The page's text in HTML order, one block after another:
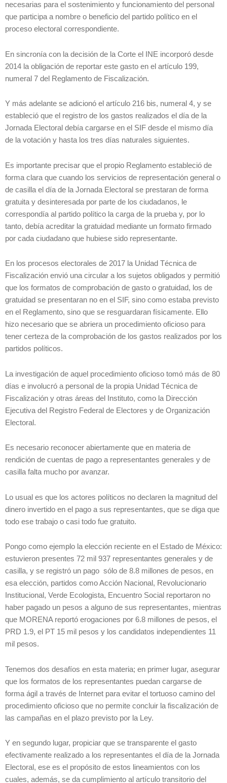
necesarias para el sostenimiento y funcionamiento del personal
que participa a nombre o beneficio del partido político en el
proceso electoral correspondiente.
En sincronía con la decisión de la Corte el INE incorporó desde
2014 la obligación de reportar este gasto en el artículo 199,
numeral 7 del Reglamento de Fiscalización.
Y más adelante se adicionó el artículo 216 bis, numeral 4, y se
estableció que el registro de los gastos realizados el día de la
Jornada Electoral debía cargarse en el SIF desde el mismo día
de la votación y hasta los tres días naturales siguientes.
Es importante precisar que el propio Reglamento estableció de
forma clara que cuando los servicios de representación general o
de casilla el día de la Jornada Electoral se prestaran de forma
gratuita y desinteresada por parte de los ciudadanos, le
correspondía al partido político la carga de la prueba y, por lo
tanto, debía acreditar la gratuidad mediante un formato firmado
por cada ciudadano que hubiese sido representante.
En los procesos electorales de 2017 la Unidad Técnica de
Fiscalización envió una circular a los sujetos obligados y permitió
que los formatos de comprobación de gasto o gratuidad, los de
gratuidad se presentaran no en el SIF, sino como estaba previsto
en el Reglamento, sino que se resguardaran físicamente. Ello
hizo necesario que se abriera un procedimiento oficioso para
tener certeza de la comprobación de los gastos realizados por los
partidos políticos.
La investigación de aquel procedimiento oficioso tomó más de 80
días e involucró a personal de la propia Unidad Técnica de
Fiscalización y otras áreas del Instituto, como la Dirección
Ejecutiva del Registro Federal de Electores y de Organización
Electoral.
Es necesario reconocer abiertamente que en materia de
rendición de cuentas de pago a representantes generales y de
casilla falta mucho por avanzar.
Lo usual es que los actores políticos no declaren la magnitud del
dinero invertido en el pago a sus representantes, que se diga que
todo ese trabajo o casi todo fue gratuito.
Pongo como ejemplo la elección reciente en el Estado de México:
estuvieron presentes 72 mil 937 representantes generales y de
casilla, y se registró un pago sólo de 8.8 millones de pesos, en
esa elección, partidos como Acción Nacional, Revolucionario
Institucional, Verde Ecologista, Encuentro Social reportaron no
haber pagado un pesos a alguno de sus representantes, mientras
que MORENA reportó erogaciones por 6.8 millones de pesos, el
PRD 1.9, el PT 15 mil pesos y los candidatos independientes 11
mil pesos.
Tenemos dos desafíos en esta materia; en primer lugar, asegurar
que los formatos de los representantes puedan cargarse de
forma ágil a través de Internet para evitar el tortuoso camino del
procedimiento oficioso que no permite concluir la fiscalización de
las campañas en el plazo previsto por la Ley.
Y en segundo lugar, propiciar que se transparente el gasto
efectivamente realizado a los representantes el día de la Jornada
Electoral, ese es el propósito de estos lineamientos con los
cuales, además, se da cumplimiento al artículo transitorio del